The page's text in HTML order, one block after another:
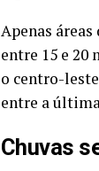
Apenas
entre 15 e
o centro-
entre a
Chuvas